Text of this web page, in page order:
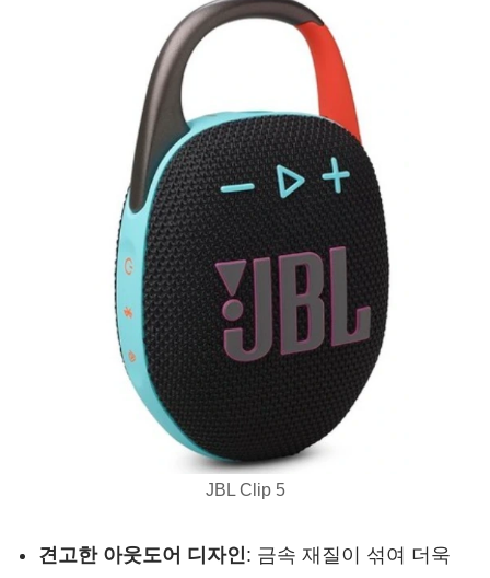
JBL Clip 5
견고한 아웃도어 디자인: 금속 재질이 섞여 더욱